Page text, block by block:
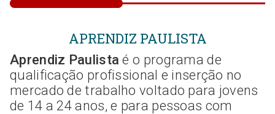
APRENDIZ PAULISTA
Aprendiz Paulista é o programa de
qualificação profissional e inserção no
mercado de trabalho voltado para jovens
de 14 a 24 anos, e para pessoas com